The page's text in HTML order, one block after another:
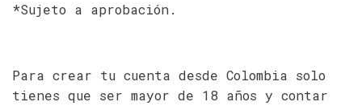
*Sujeto a aprobación.
Para crear tu cuenta desde Colombia solo
tienes que ser mayor de 18 años y contar